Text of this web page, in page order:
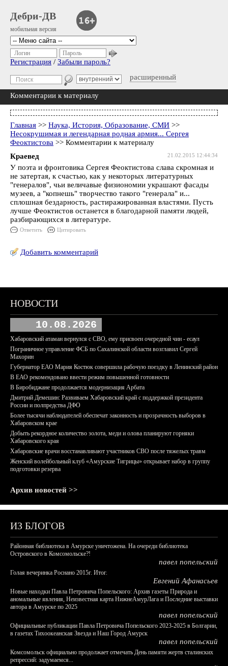
Дебри-ДВ
мобильная версия
расширенный
Логин Пароль
Регистрация / Забыли пароль?
Комментарии к материалу
Главная >> Наука, История, Образование, СМИ >>
Несокрушимая и легендарная родная армия... Сергея
Феоктистова >> Комментарии к материалу
21.02.2015 12:44:34
Краевед
У поэта и фронтовика Сергея Феоктистова слава скромная и
не затертая, к счастью, как у некоторых литературных
"генералов", чьи величавые физиономии украшают фасады
музеев, а "копнешь" творчество такого "генерала" и...
сплошная бездарность, растиражированная властями. Пусть
лучше Феоктистов останется в благодарной памяти людей,
разбирающихся в литературе.
Ответить Цитировать
Добавить комментарий
НОВОСТИ
10.08.2026
Хабаровский атаман вернулся с СВО, ему присвоен очередной чин - есаул
Пограничное управление ФСБ по Сахалинской области возглавил Сергей
Махорин
Губернатор ЕАО Мария Костюк совершила рабочую поездку в Ленинский район
В ЕАО рекомендовано ввести режим повышенной готовности
В Биробиджане продолжается модернизация Арбата
Дмитрий Демешин: Развиваем Хабаровский край с поддержкой президента
России и полпредства ДФО
Более тысячи наблюдателей обеспечат законность и прозрачность выборов в
Хабаровском крае
Добыть рекордное количество золота, меди и олова планируют горняки
Хабаровского края
Хабаровские врачи восстанавливают участников СВО после тяжелых травм
Женский волейбольный клуб «Амурские Тигрицы» открывает набор в группу
подготовки резерва
Архив новостей >>
ИЗ БЛОГОВ
Районная библиотека в Амурске уничтожена. На очереди библиотека
Островского в Комсомольске?!
павел попельский
Голая вечеринка Роснано 2015г. Итог.
Евгений Афанасьев
Новые находки Павла Петровича Попельского: Архив газеты Природа и
аномальные явления, Неизвестная карта НижнеАмурЛага и Последние выставки
автора в Амурске по 2025
павел попельский
Официальные публикации Павла Петровича Попельского 2023-2025 в Болгарии,
в газетах Тихоокеанская Звезда и Наш Город Амурск
павел попельский
Комсомольск официально продолжает отмечать День памяти жертв сталинских
репрессий: задумаемся...